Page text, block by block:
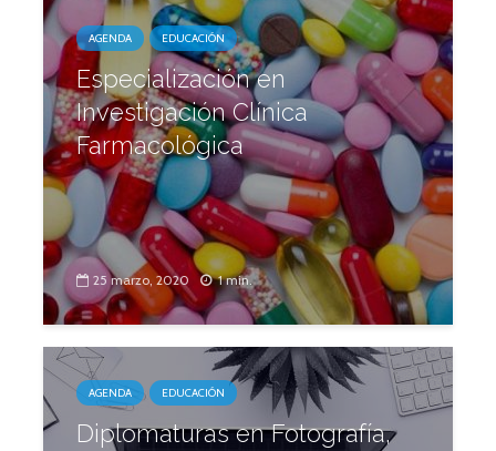
AGENDA EDUCACIÓN
Especialización en
Investigación Clínica
Farmacológica
25 marzo, 2020 1 min.
AGENDA EDUCACIÓN
Diplomaturas en Fotografía,